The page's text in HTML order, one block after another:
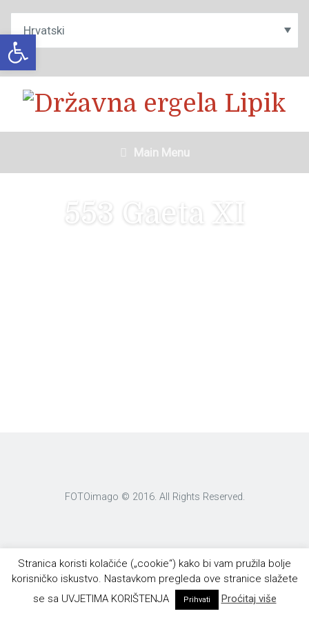
Open toolbar
Main Menu
553 Gaeta XI
FOTOimago © 2016. All Rights Reserved.
Stranica koristi kolačiće („cookie“) kako bi vam pružila bolje
korisničko iskustvo. Nastavkom pregleda ove stranice slažete
se sa UVJETIMA KORIŠTENJA
Prihvati Proćitaj više